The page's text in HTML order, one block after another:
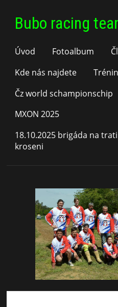
Bubo racing
Úvod Fotoalbum
Kde nás najdete
Čz world schampionschip
MXON 2025
18.10.2025 brigáda na
kroseni